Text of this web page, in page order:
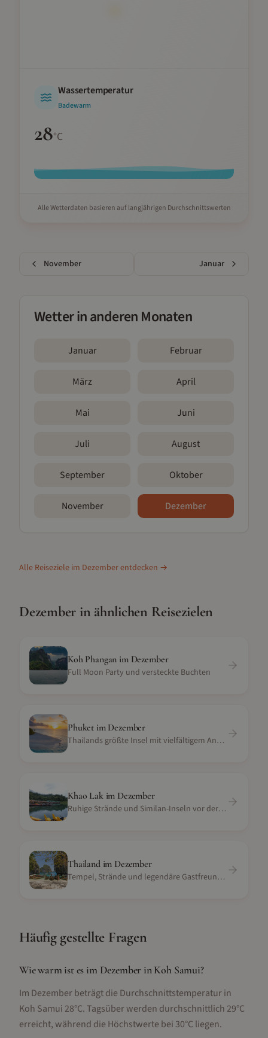
Wassertemperatur
Badewarm
28°C
Alle Wetterdaten basieren auf langjährigen Durchschnittswerten
November Januar
Wetter in anderen Monaten
Januar Februar
März April
Mai Juni
Juli August
September Oktober
November Dezember
Alle Reiseziele im Dezemberentdecken →
Dezember in ähnlichen Reisezielen
Koh Phangan im Dezember
Full Moon Party und versteckte Buchten
Phuket im Dezember
Thailands größte Insel mit vielfältigem Angebot
Khao Lakim Dezember
Ruhige Strände und Similan-Inseln vor der Tür
Thailandim Dezember
Tempel, Strände und legendäre Gastfreundschaft
Häufig gestellte Fragen
Wie warm ist es im Dezember in Koh Samui?
Im Dezember beträgt die Durchschnittstemperatur in
Koh Samui 28°C. Tagsüber werden durchschnittlich 29°C
erreicht, während die Höchstwerte bei 30°C liegen.